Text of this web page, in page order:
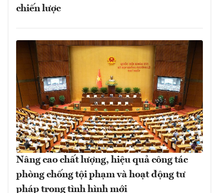
chiến lược
Nâng cao chất lượng, hiệu quả công tác
phòng chống tội phạm và hoạt động tư
pháp trong tình hình mới